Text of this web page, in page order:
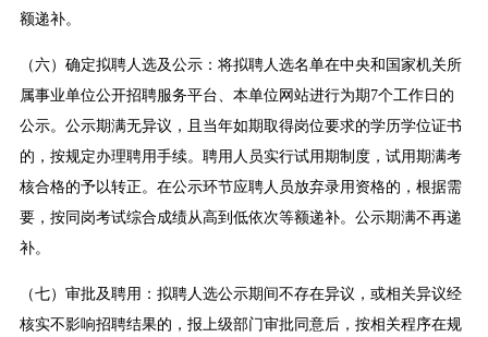
额递补。
（六）确定拟聘人选及公示：将拟聘人选名单在中央和国家机关所
属事业单位公开招聘服务平台、本单位网站进行为期7个工作日的
公示。公示期满无异议，且当年如期取得岗位要求的学历学位证书
的，按规定办理聘用手续。聘用人员实行试用期制度，试用期满考
核合格的予以转正。在公示环节应聘人员放弃录用资格的，根据需
要，按同岗考试综合成绩从高到低依次等额递补。公示期满不再递
补。
（七）审批及聘用：拟聘人选公示期间不存在异议，或相关异议经
核实不影响招聘结果的，报上级部门审批同意后，按相关程序在规